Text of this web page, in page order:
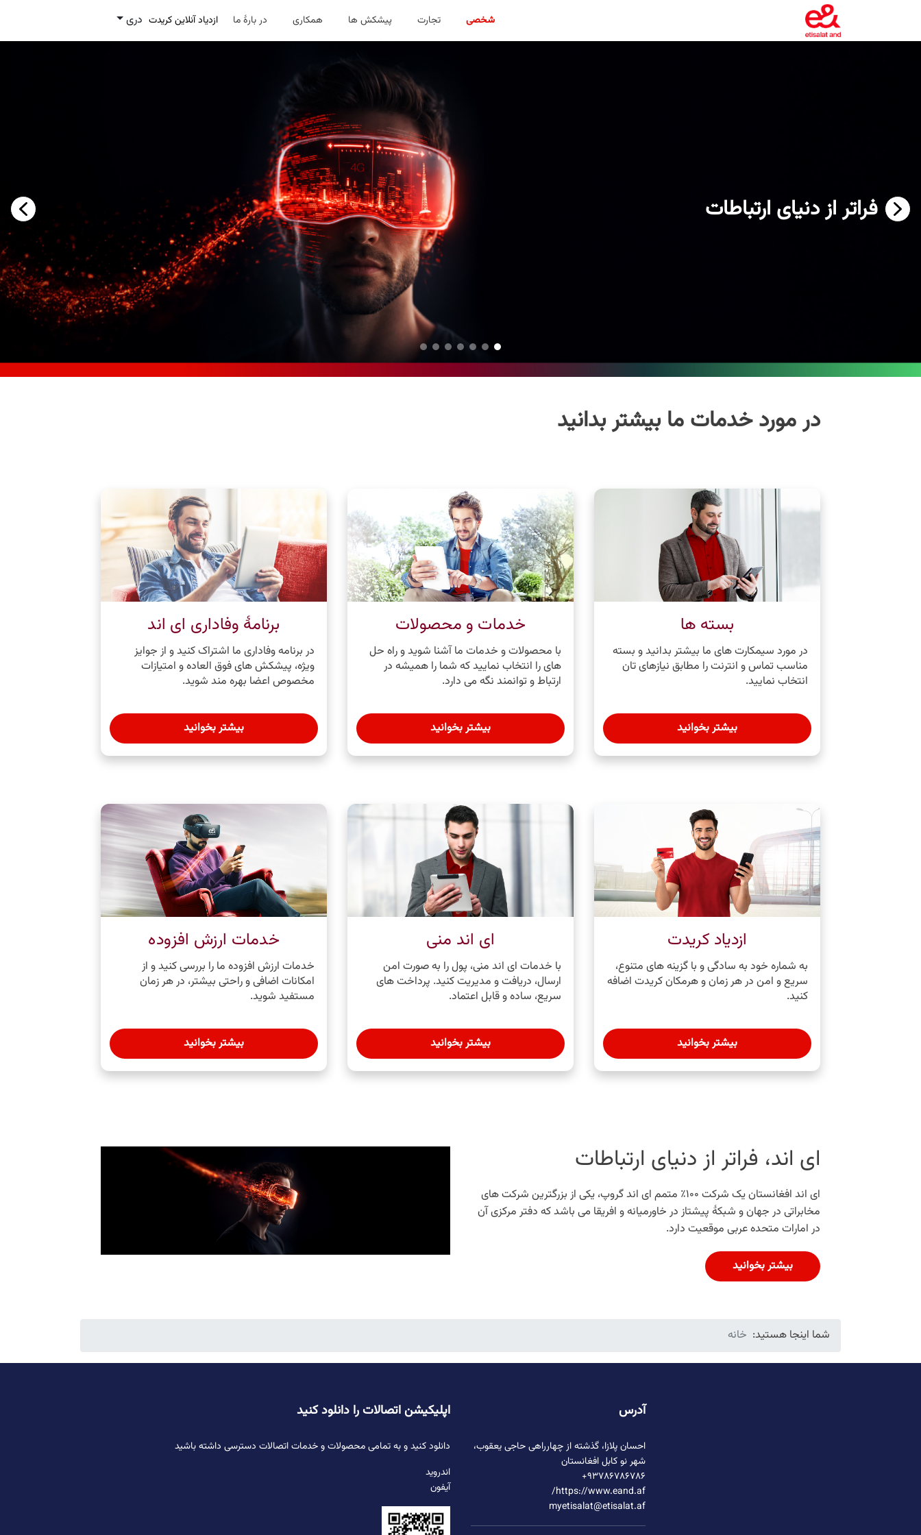
شخصی تجارت پیشکش ها همکاری در بارۀ ما ازدیاد آنلاین کریدت دری
فراتر از دنیای ارتباطات
در مورد خدمات ما بیشتر بدانید
بسته ها
در مورد سیمکارت ‌های ما بیشتر بدانید و بسته
مناسب تماس و انترنت را مطابق نیازهای ‌تان
انتخاب نمایید.
بیشتر بخوانید
خدمات و محصولات
با محصولات و خدمات ما آشنا شوید و راه حل
های را انتخاب نمایید که شما را همیشه در
ارتباط و توانمند نگه می ‌دارد.
بیشتر بخوانید
برنامۀ وفاداری ای اند
در برنامه وفاداری ما اشتراک کنید و از جوایز
ویژه، پیشکش های فوق العاده و امتیازات
مخصوص اعضا بهره‌ مند شوید.
بیشتر بخوانید
ازدیاد کریدت
به شماره‌ خود به‌ سادگی و با گزینه‌ های متنوع،
سریع و امن در هر زمان و هرمکان کریدت اضافه
کنید.
بیشتر بخوانید
ای اند منی
با خدمات ای اند منی، پول را به‌ صورت امن
ارسال، دریافت و مدیریت کنید. پرداخت ‌های
سریع، ساده و قابل اعتماد.
بیشتر بخوانید
خدمات ارزش افزوده
خدمات ارزش ‌افزوده ما را بررسی کنید و از
امکانات اضافی و راحتی بیشتر، در هر زمان
مستفید شوید.
بیشتر بخوانید
ای اند، فراتر از دنیای ارتباطات
ای اند افغانستان یک شرکت ۱۰۰٪ متمم ای اند گروپ، یکی از بزرگترین شرکت ‌های
مخابراتی در جهان و شبکۀ پیشتاز در خاورمیانه و افریقا می ‌باشد که دفتر مرکزی آن
در امارات متحده عربی موقعیت دارد.
بیشتر بخوانید
شما اینجا هستید: خانه
آدرس
احسان پلازا، گذشته از چهارراهی حاجی یعقوب،
شهر نو کابل افغانستان
۹۳۷۸۶۷۸۶۷۸۶+
https://www.eand.af/
myetisalat@etisalat.af
اپلیکیشن اتصالات را دانلود کنید
دانلود کنید و به تمامی محصولات و خدمات اتصالات دسترسی داشته باشید
اندروید
آیفون